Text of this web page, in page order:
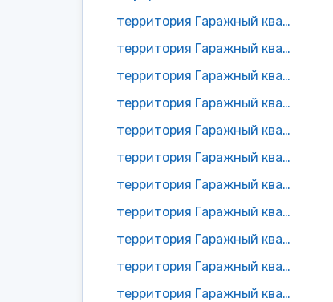
территория Гаражный квартал N11
территория Гаражный квартал N14
территория Гаражный квартал N17
территория Гаражный квартал N1 Заречный
территория Гаражный квартал N22
территория Гаражный квартал N25
территория Гаражный квартал N28
территория Гаражный квартал N30
территория Гаражный квартал N3 АЗС
территория Гаражный квартал N6 Огнеборец
территория Гаражный квартал N9 Норд